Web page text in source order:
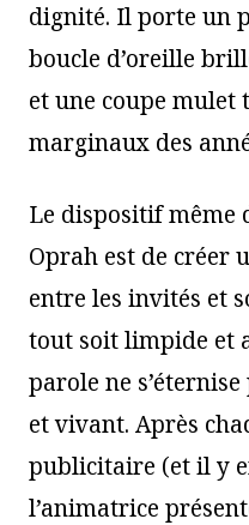
dignité. Il porte un
boucle d’oreille
et une coupe mulet
marginaux des
Le dispositif même
Oprah est de créer
entre les invités et
tout soit limpide et
parole ne
et vivant. Après
publicitaire (et il y
l’animatrice